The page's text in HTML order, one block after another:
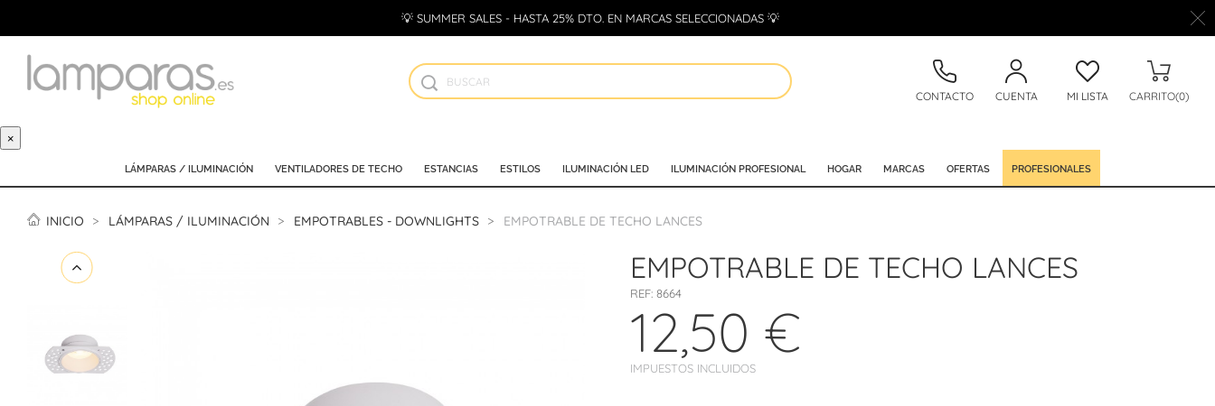
💡 SUMMER SALES - HASTA 25% DTO. EN MARCAS SELECCIONADAS 💡
CONTACTO CUENTA MI LISTA CARRITO(0)
×
LÁMPARAS / ILUMINACIÓN VENTILADORES DE TECHO ESTANCIAS ESTILOS ILUMINACIÓN LED ILUMINACIÓN PROFESIONAL HOGAR MARCAS OFERTAS PROFESIONALES
INICIO LÁMPARAS / ILUMINACIÓN EMPOTRABLES - DOWNLIGHTS EMPOTRABLE DE TECHO LANCES
EMPOTRABLE DE TECHO LANCES
REF: 8664
12,50 €
IMPUESTOS INCLUIDOS